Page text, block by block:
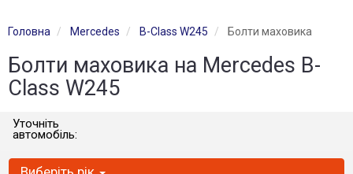
Головна Mercedes B-Class W245 Болти маховика
Болти маховика на Mercedes B-
Class W245
Уточніть
автомобіль: